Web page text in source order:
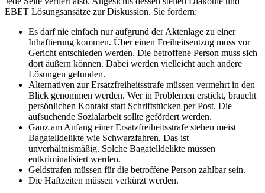
EBET Lösungsansätze zur Diskussion. Sie fordern:
Es darf nie einfach nur aufgrund der Aktenlage zu einer
Inhaftierung kommen. Über einen Freiheitsentzug muss vor
Gericht entschieden werden. Die betroffene Person muss sich
dort äußern können. Dabei werden vielleicht auch andere
Lösungen gefunden.
Alternativen zur Ersatzfreiheitsstrafe müssen vermehrt in den
Blick genommen werden. Wer in Problemen erstickt, braucht
persönlichen Kontakt statt Schriftstücken per Post. Die
aufsuchende Sozialarbeit sollte gefördert werden.
Ganz am Anfang einer Ersatzfreiheitsstrafe stehen meist
Bagatelldelikte wie Schwarzfahren. Das ist
unverhältnismäßig. Solche Bagatelldelikte müssen
entkriminalisiert werden.
Geldstrafen müssen für die betroffene Person zahlbar sein.
Die Haftzeiten müssen verkürzt werden.